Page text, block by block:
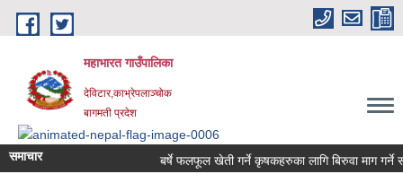
Skip to main content
महाभारत गाउँपालिका
देविटार,काभ्रेपलाञ्चोक
बागमती प्रदेश
समाचार बर्षे फलफूल खेती गर्ने कृषकहरुका लागि बिरुवा माग गर्ने